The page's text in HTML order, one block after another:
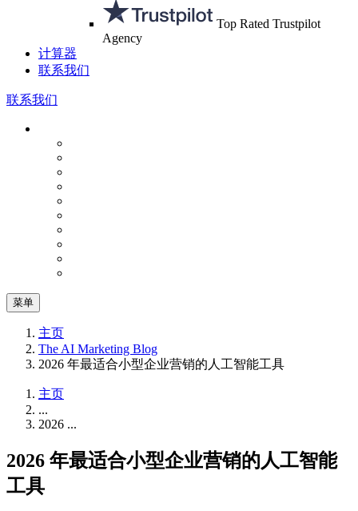
Top Rated Trustpilot
Agency
计算器
联系我们
联系我们
菜单
主页
The AI Marketing Blog
2026 年最适合小型企业营销的人工智能工具
主页
...
2026 ...
2026 年最适合小型企业营销的人工智能
工具